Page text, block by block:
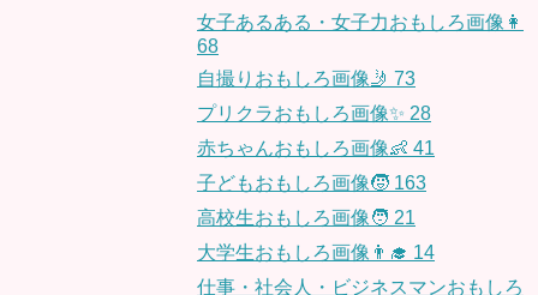
女子あるある・女子力おもしろ画像👩
68
自撮りおもしろ画像🤳 73
プリクラおもしろ画像✨ 28
赤ちゃんおもしろ画像👶 41
子どもおもしろ画像🧒 163
高校生おもしろ画像🧑 21
大学生おもしろ画像👨‍🎓 14
仕事・社会人・ビジネスマンおもしろ